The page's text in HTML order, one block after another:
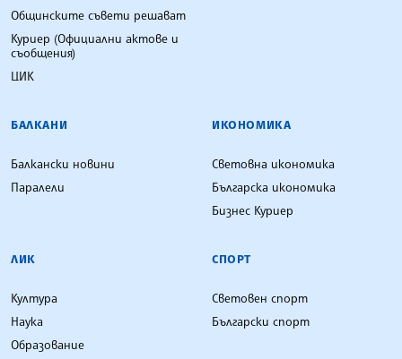
Общинските съвети решават
Куриер (Официални актове и
съобщения)
ЦИК
БАЛКАНИ
Балкански новини
Паралели
ИКОНОМИКА
Световна икономика
Българска икономика
Бизнес Куриер
ЛИК
Култура
Наука
Образование
СПОРТ
Световен спорт
Български спорт